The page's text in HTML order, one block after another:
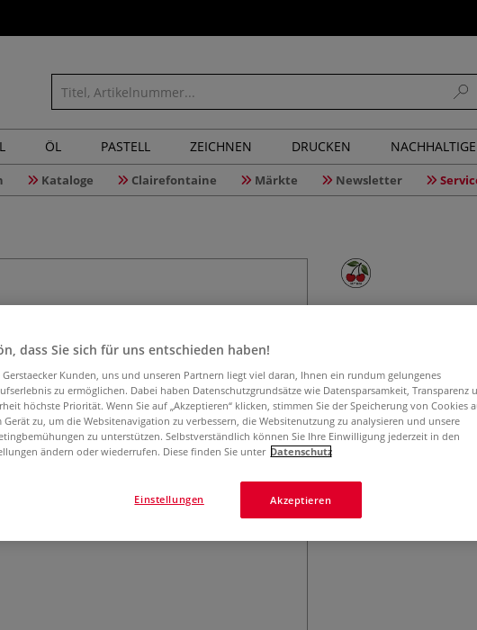
ÖL PASTELL ZEICHNEN DRUCKEN
Kataloge Clairefontaine Märkte Newsletter
KIRSCHEN
0
Deutsche
hervorragender
wärmebehandelt.
dass Sie sich für uns entschieden haben!
Gerstaecker Kunden, uns und unseren Partnern liegt viel daran, Ihnen ein rundum gelungenes
zu ermöglichen. Dabei haben Datenschutzgrundsätze wie Datensparsamkeit, Transparenz
höchste Priorität. Wenn Sie auf „Akzeptieren“ klicken, stimmen Sie der Speicherung von Cookies
Gerät zu, um die Websitenavigation zu verbessern, die Websitenutzung zu analysieren und unsere
zu unterstützen. Selbstverständlich können Sie Ihre Einwilligung jederzeit in den
ändern oder wiederrufen. Diese finden Sie unter Datenschutz
Akzeptieren
Einstellungen